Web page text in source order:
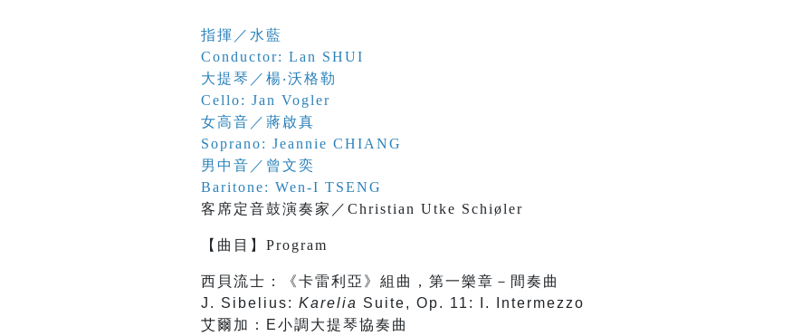
指揮／水藍
Conductor: Lan SHUI
大提琴／楊‧沃格勒
Cello: Jan Vogler
女高音／蔣啟真
Soprano: Jeannie CHIANG
男中音／曾文奕
Baritone: Wen-I TSENG
客席定音鼓演奏家／Christian Utke Schiøler
【 曲目 】 Program
西貝流士：《卡雷利亞》組曲，第一樂章－間奏曲
J. Sibelius: Karelia Suite, Op. 11: I. Intermezzo
艾爾加：E小調大提琴協奏曲